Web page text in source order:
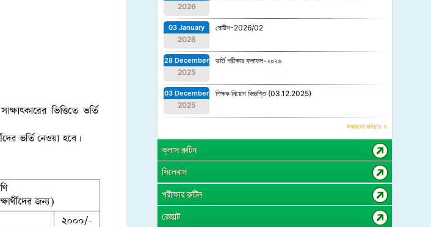
2026
03 January
2026
নোটিশ-2026/02
28 December
2025
ভর্তি পরীক্ষার ফলাফল-২০২৬
03 December
2025
শিক্ষক নিয়োগ বিজ্ঞপ্তি (03.12.2025)
সবগুলো জানতে »
ক্লাস রুটিন
সিলেবাস
পরীক্ষার রুটিন
রেজাল্ট